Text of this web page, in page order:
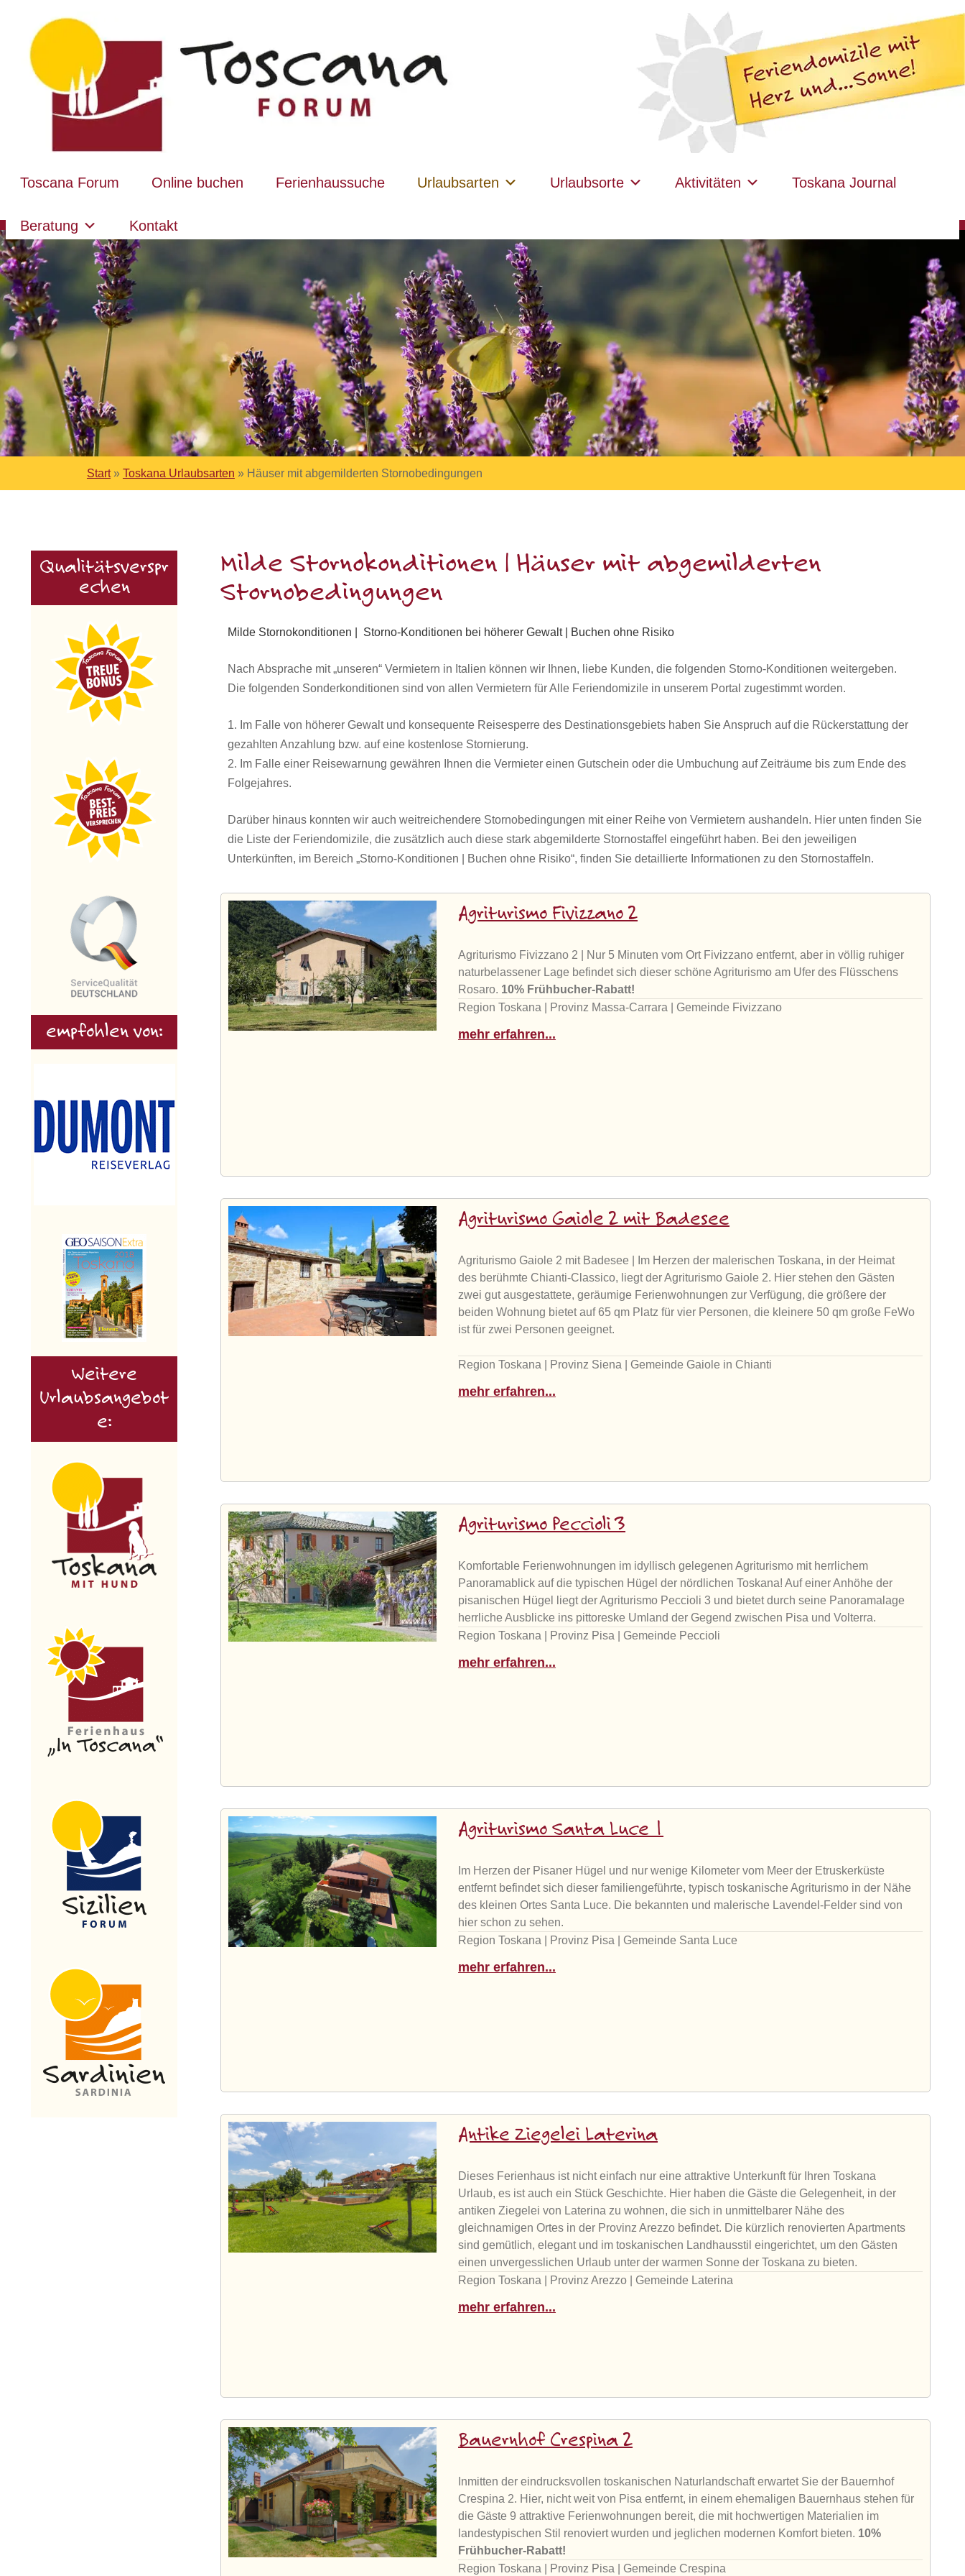
Toscana Forum Online buchen Ferienhaussuche Urlaubsarten Urlaubsorte Aktivitäten Toskana Journal
Beratung Kontakt
Start» Toskana Urlaubsarten » Häuser mit abgemilderten Stornobedingungen
Qualitätsverspr
echen
empfohlen von:
Weitere
Urlaubsangebot
e:
Milde Stornokonditionen | Häuser mit abgemilderten
Stornobedingungen
Milde Stornokonditionen | Storno-Konditionen bei höherer Gewalt | Buchen ohne Risiko
Nach Absprache mit „unseren“ Vermietern in Italien können wir Ihnen, liebe Kunden, die folgenden Storno-Konditionen weitergeben.
Die folgenden Sonderkonditionen sind von allen Vermietern für Alle Feriendomizile in unserem Portal zugestimmt worden.
1. Im Falle von höherer Gewalt und konsequente Reisesperre des Destinationsgebiets haben Sie Anspruch auf die Rückerstattung der
gezahlten Anzahlung bzw. auf eine kostenlose Stornierung.
2. Im Falle einer Reisewarnung gewähren Ihnen die Vermieter einen Gutschein oder die Umbuchung auf Zeiträume bis zum Ende des
Folgejahres.
Darüber hinaus konnten wir auch weitreichendere Stornobedingungen mit einer Reihe von Vermietern aushandeln. Hier unten finden Sie
die Liste der Feriendomizile, die zusätzlich auch diese stark abgemilderte Stornostaffel eingeführt haben. Bei den jeweiligen
Unterkünften, im Bereich „Storno-Konditionen | Buchen ohne Risiko“, finden Sie detaillierte Informationen zu den Stornostaffeln.
Agriturismo Fivizzano 2
Agriturismo Fivizzano 2 | Nur 5 Minuten vom Ort Fivizzano entfernt, aber in völlig ruhiger
naturbelassener Lage befindet sich dieser schöne Agriturismo am Ufer des Flüsschens
Rosaro. 10% Frühbucher-Rabatt!
Region Toskana | Provinz Massa-Carrara | Gemeinde Fivizzano
mehr erfahren...
Agriturismo Gaiole 2 mit Badesee
Agriturismo Gaiole 2 mit Badesee | Im Herzen der malerischen Toskana, in der Heimat
des berühmte Chianti-Classico, liegt der Agriturismo Gaiole 2. Hier stehen den Gästen
zwei gut ausgestattete, geräumige Ferienwohnungen zur Verfügung, die größere der
beiden Wohnung bietet auf 65 qm Platz für vier Personen, die kleinere 50 qm große FeWo
ist für zwei Personen geeignet.
Region Toskana | Provinz Siena | Gemeinde Gaiole in Chianti
mehr erfahren...
Agriturismo Peccioli 3
Komfortable Ferienwohnungen im idyllisch gelegenen Agriturismo mit herrlichem
Panoramablick auf die typischen Hügel der nördlichen Toskana! Auf einer Anhöhe der
pisanischen Hügel liegt der Agriturismo Peccioli 3 und bietet durch seine Panoramalage
herrliche Ausblicke ins pittoreske Umland der Gegend zwischen Pisa und Volterra.
Region Toskana | Provinz Pisa | Gemeinde Peccioli
mehr erfahren...
Agriturismo Santa Luce 1
Im Herzen der Pisaner Hügel und nur wenige Kilometer vom Meer der Etruskerküste
entfernt befindet sich dieser familiengeführte, typisch toskanische Agriturismo in der Nähe
des kleinen Ortes Santa Luce. Die bekannten und malerische Lavendel-Felder sind von
hier schon zu sehen.
Region Toskana | Provinz Pisa | Gemeinde Santa Luce
mehr erfahren...
Antike Ziegelei Laterina
Dieses Ferienhaus ist nicht einfach nur eine attraktive Unterkunft für Ihren Toskana
Urlaub, es ist auch ein Stück Geschichte. Hier haben die Gäste die Gelegenheit, in der
antiken Ziegelei von Laterina zu wohnen, die sich in unmittelbarer Nähe des
gleichnamigen Ortes in der Provinz Arezzo befindet. Die kürzlich renovierten Apartments
sind gemütlich, elegant und im toskanischen Landhausstil eingerichtet, um den Gästen
einen unvergesslichen Urlaub unter der warmen Sonne der Toskana zu bieten.
Region Toskana | Provinz Arezzo | Gemeinde Laterina
mehr erfahren...
Bauernhof Crespina 2
Inmitten der eindrucksvollen toskanischen Naturlandschaft erwartet Sie der Bauernhof
Crespina 2. Hier, nicht weit von Pisa entfernt, in einem ehemaligen Bauernhaus stehen für
die Gäste 9 attraktive Ferienwohnungen bereit, die mit hochwertigen Materialien im
landestypischen Stil renoviert wurden und jeglichen modernen Komfort bieten. 10%
Frühbucher-Rabatt!
Region Toskana | Provinz Pisa | Gemeinde Crespina